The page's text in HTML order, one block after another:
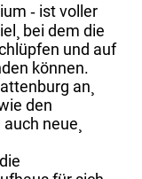
‐ ist voller
bei dem die
und auf
können.
an¸
den
neue¸